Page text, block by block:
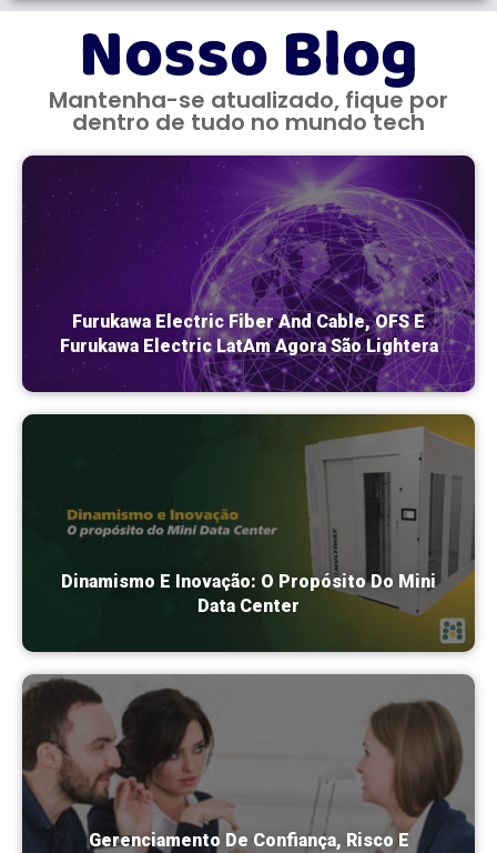
Nosso Blog
Mantenha-se atualizado, fique por
dentro de tudo no mundo tech
Furukawa Electric Fiber And Cable, OFS E
Furukawa Electric LatAm Agora São Lightera
Dinamismo E Inovação: O Propósito Do Mini
Data Center
Gerenciamento De Confiança, Risco E